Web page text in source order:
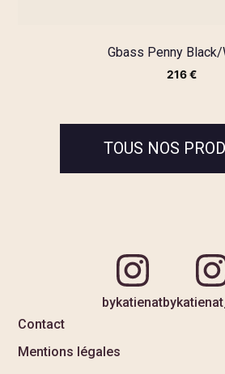
Gbass Penny
216€
TOUS NOS
bykatienat
Contact
Mentions légales